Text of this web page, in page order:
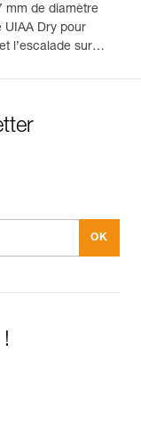
mm de diamètre
UIAA Dry pour
l’escalade sur